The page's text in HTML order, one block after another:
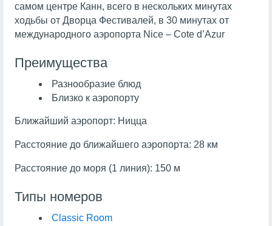
самом центре Канн, всего в нескольких минутах
ходьбы от Дворца Фестивалей, в 30 минутах от
международного аэропорта Nice – Cote d’Azur
Преимущества
Разнообразие блюд
Близко к аэропорту
Ближайший аэропорт: Ницца
Расстояние до ближайшего аэропорта: 28 км
Расстояние до моря (1 линия): 150 м
Типы номеров
Classic Room